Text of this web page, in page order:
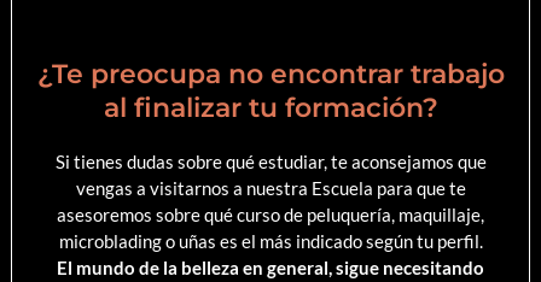
¿Te preocupa no encontrar trabajo
al finalizar tu formación?
Si tienes dudas sobre qué estudiar, te aconsejamos que
vengas a visitarnos a nuestra Escuela para que te
asesoremos sobre qué curso de peluquería, maquillaje,
microblading o uñas es el más indicado según tu perfil.
El mundo de la belleza en general, sigue necesitando